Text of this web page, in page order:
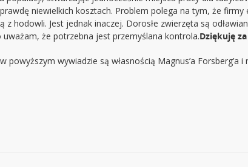
niewielkich kosztach. Problem polega na tym, że firmy
hodowli. Jest jednak inaczej. Dorosłe zwierzęta są
że potrzebna jest przemyślana kontrola.Dziękuję
wywiadzie są własnością Magnus’a Forsberg’a i